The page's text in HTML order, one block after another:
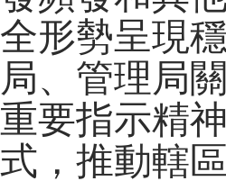
全形勢呈現
局、管理局
重要指示精
式，推動轄